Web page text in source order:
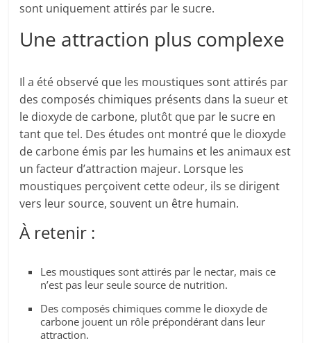
sont uniquement attirés par le sucre.
Une attraction plus complexe
Il a été observé que les moustiques sont attirés par
des composés chimiques présents dans la sueur et
le dioxyde de carbone, plutôt que par le sucre en
tant que tel. Des études ont montré que le dioxyde
de carbone émis par les humains et les animaux est
un facteur d’attraction majeur. Lorsque les
moustiques perçoivent cette odeur, ils se dirigent
vers leur source, souvent un être humain.
À retenir :
Les moustiques sont attirés par le nectar, mais ce
n’est pas leur seule source de nutrition.
Des composés chimiques comme le dioxyde de
carbone jouent un rôle prépondérant dans leur
attraction.